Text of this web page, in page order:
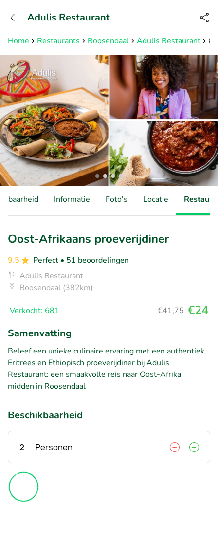
Bereikbaar tot 23:00 uur
Home Restaurants Roosendaal Adulis Restaurant
Adulis Restaurant
Informatie Foto's Locatie
Oost-Afrikaans proeverijdiner
9.5 Perfect • 51 beoordelingen
Adulis Restaurant
Roosendaal (382km)
Verkocht: 681 €41,75 €24
Samenvatting
Beleef een unieke culinaire ervaring met een authentiek
Eritrees en Ethiopisch proeverijdiner bij Adulis
Restaurant: een smaakvolle reis naar Oost-Afrika,
midden in Roosendaal
Beschikbaarheid
2 Personen